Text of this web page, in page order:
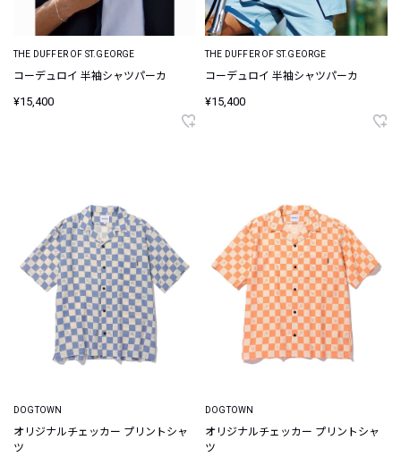
THE DUFFER OF ST.GEORGE
コーデュロイ 半袖シャツパーカ
¥15,400
THE DUFFER OF ST.GEORGE
コーデュロイ 半袖シャツパーカ
¥15,400
DOGTOWN
オリジナルチェッカー プリントシャ
ツ
DOGTOWN
オリジナルチェッカー プリントシャ
ツ